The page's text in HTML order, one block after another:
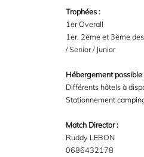
Trophées :
1er Overall
1er, 2ème et 3ème
/ Senior / Junior
Hébergement possible
Différents hôtels à
Stationnement
Match Director :
Ruddy LEBON
0686432178